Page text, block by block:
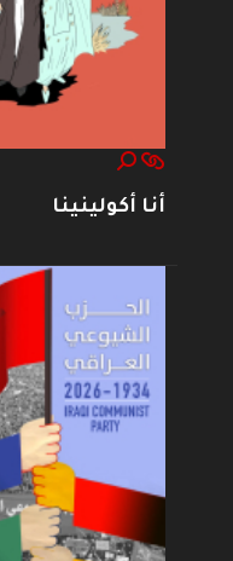
أنا أكولينينا